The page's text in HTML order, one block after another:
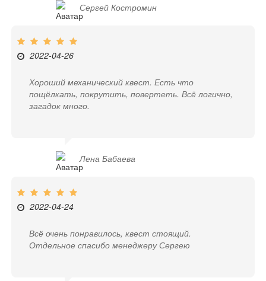
Сергей Костромин
2022-04-26
Хороший механический квест. Есть что
пощёлкать, покрутить, повертеть. Всё логично,
загадок много.
Лена Бабаева
2022-04-24
Всё очень понравилось, квест стоящий.
Отдельное спасибо менеджеру Сергею